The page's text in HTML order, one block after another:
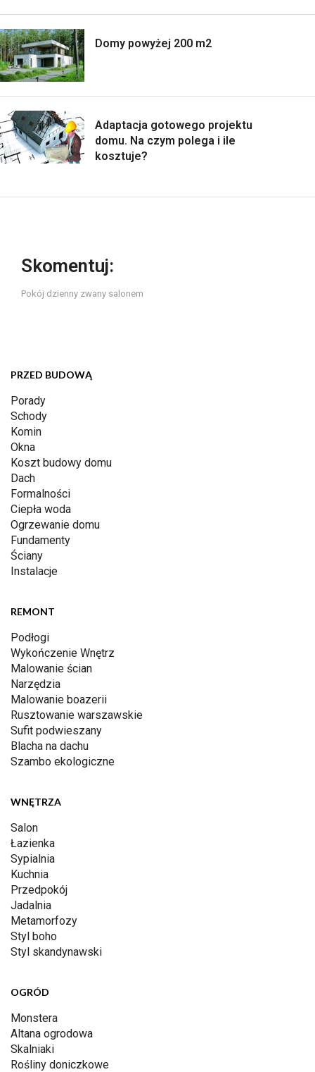
Domy powyżej 200 m2
Adaptacja gotowego projektu
domu. Na czym polega i ile
kosztuje?
Skomentuj:
Pokój dzienny zwany salonem
PRZED BUDOWĄ
Porady
Schody
Komin
Okna
Koszt budowy domu
Dach
Formalności
Ciepła woda
Ogrzewanie domu
Fundamenty
Ściany
Instalacje
REMONT
Podłogi
Wykończenie Wnętrz
Malowanie ścian
Narzędzia
Malowanie boazerii
Rusztowanie warszawskie
Sufit podwieszany
Blacha na dachu
Szambo ekologiczne
WNĘTRZA
Salon
Łazienka
Sypialnia
Kuchnia
Przedpokój
Jadalnia
Metamorfozy
Styl boho
Styl skandynawski
OGRÓD
Monstera
Altana ogrodowa
Skalniaki
Rośliny doniczkowe